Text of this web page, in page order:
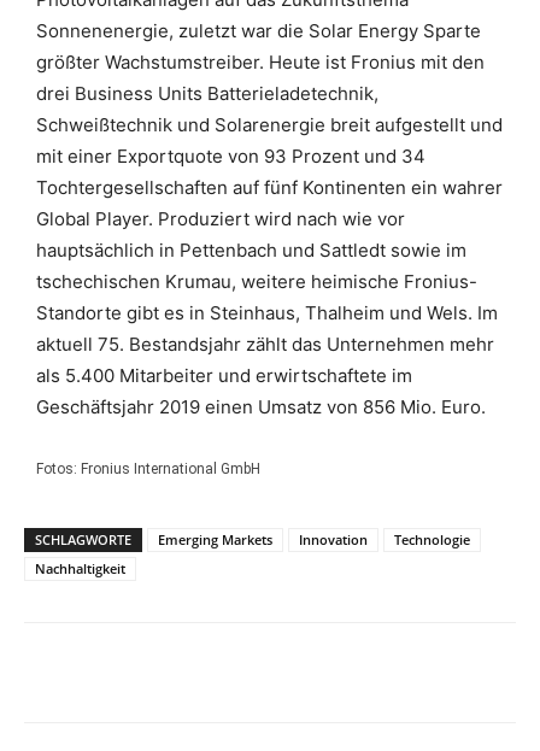
Sonnenenergie, zuletzt war die Solar Energy Sparte
größter Wachstumstreiber. Heute ist Fronius mit den
drei Business Units Batterieladetechnik,
Schweißtechnik und Solarenergie breit aufgestellt und
mit einer Exportquote von 93 Prozent und 34
Tochtergesellschaften auf fünf Kontinenten ein wahrer
Global Player. Produziert wird nach wie vor
hauptsächlich in Pettenbach und Sattledt sowie im
tschechischen Krumau, weitere heimische Fronius-
Standorte gibt es in Steinhaus, Thalheim und Wels. Im
aktuell 75. Bestandsjahr zählt das Unternehmen mehr
als 5.400 Mitarbeiter und erwirtschaftete im
Geschäftsjahr 2019 einen Umsatz von 856 Mio. Euro.
Fotos: Fronius International GmbH
SCHLAGWORTE Emerging Markets Innovation
Technologie
Nachhaltigkeit